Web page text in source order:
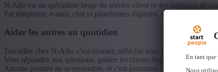
En tant que
N-Allo est un spécialiste belge du service client et des solutions de
Par téléphone, e-mail, chat et plateformes digitales, ses conseillers
Aider les autres au quotidien
Travailler chez N-Allo, c'est écouter, réfléchir avec le client et
Vous répondez aux questions, guidez les clients étape par étape et
Aucune journée ne se ressemble, et c'est justement ce qui rend le job